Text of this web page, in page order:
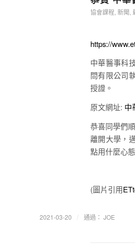
協會課程, 新聞,
https://
中華醫事科
問有限公司
授證。
原文網址: 中
恭喜同學們
離開大學，
點用什麼心
(圖片引用
2021-03-20 通過： JOE